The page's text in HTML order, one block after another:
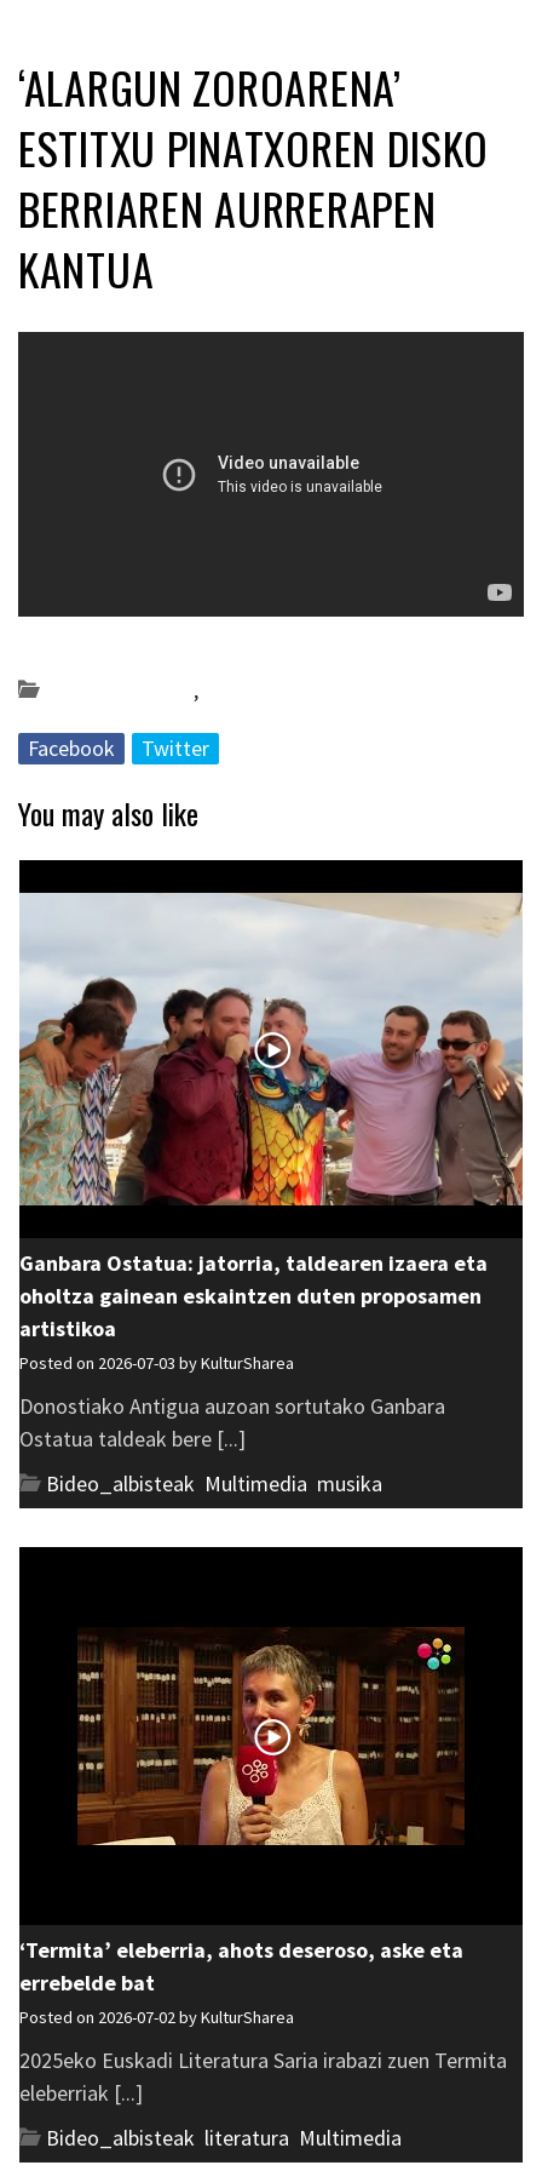
‘ALARGUN ZOROARENA’
ESTITXU PINATXOREN DISKO
BERRIAREN AURRERAPEN
KANTUA
,
Facebook Twitter
You may also like
Ganbara Ostatua: jatorria, taldearen izaera eta
oholtza gainean eskaintzen duten proposamen
artistikoa
Posted on 2026-07-03 byKulturSharea
Donostiako Antigua auzoan sortutako Ganbara
Ostatua taldeak bere [...]
Bideo_albisteak Multimedia musika
‘Termita’ eleberria, ahots deseroso, aske eta
errebelde bat
Posted on 2026-07-02 byKulturSharea
2025eko Euskadi Literatura Saria irabazi zuen Termita
eleberriak [...]
Bideo_albisteak literatura Multimedia